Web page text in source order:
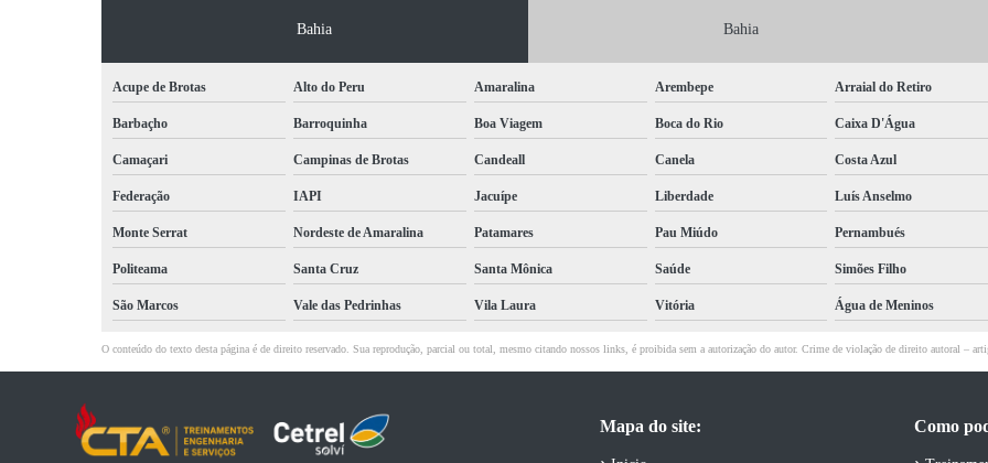
Bahia Bahia
Acupe de Brotas Alto do Peru Amaralina Arembepe Arraial do Retiro
Barbaçho Barroquinha Boa Viagem Boca do Rio Caixa D'Água
Camaçari Campinas de Brotas Candeall Canela Costa Azul
Federação IAPI Jacuípe Liberdade Luís Anselmo
Monte Serrat Nordeste de Amaralina Patamares Pau Miúdo Pernambués
Politeama Santa Cruz Santa Mônica Saúde Simões Filho
São Marcos Vale das Pedrinhas Vila Laura Vitória Água de Meninos
O conteúdo do texto desta página é de direito reservado. Sua reprodução, parcial ou total, mesmo citando nossos links, é proibida sem a autorização do autor. Crime de violação de direito autoral –
Mapa do site: Como